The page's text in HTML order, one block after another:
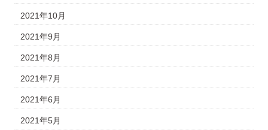
2021年10月
2021年9月
2021年8月
2021年7月
2021年6月
2021年5月